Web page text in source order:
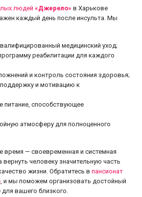
людей «Джерело» в Харькове
каждый день после инсульта. Мы
медицинский уход;
реабилитации для каждого
и контроль состояния здоровья;
и мотивацию к
питание, способствующее
атмосферу для полноценного
время — своевременная и системная
вернуть человеку значительную часть
жизни. Обратитесь в пансионат
, и мы поможем организовать достойный
вашего близкого.